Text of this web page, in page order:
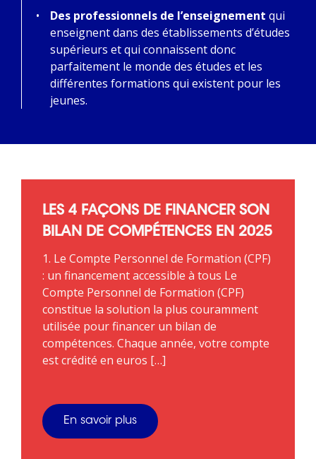
Des professionnels de l’enseignement qui
enseignent dans des établissements d’études
supérieurs et qui connaissent donc
parfaitement le monde des études et les
différentes formations qui existent pour les
jeunes.
LES 4 FAÇONS DE FINANCER SON
BILAN DE COMPÉTENCES EN 2025
1. Le Compte Personnel de Formation (CPF)
: un financement accessible à tous Le
Compte Personnel de Formation (CPF)
constitue la solution la plus couramment
utilisée pour financer un bilan de
compétences. Chaque année, votre compte
est crédité en euros […]
En savoir plus